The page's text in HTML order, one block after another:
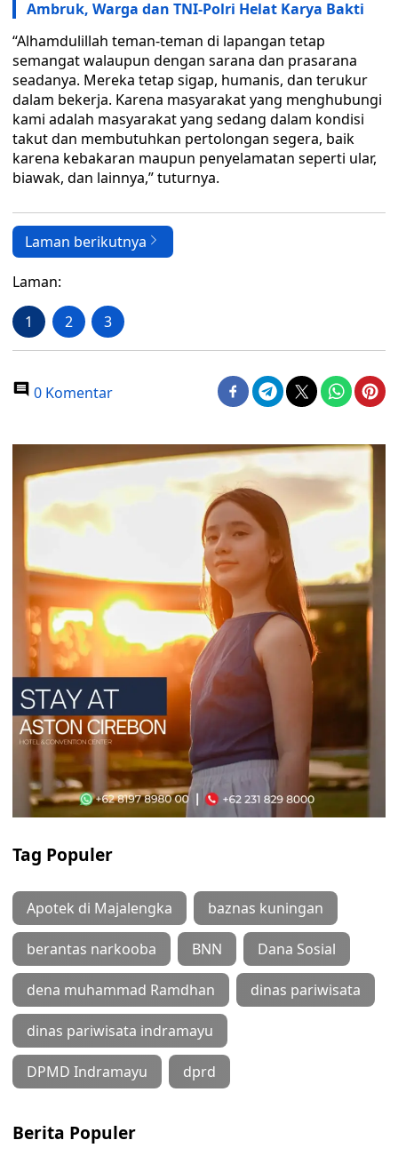
Ambruk, Warga dan TNI-Polri Helat Karya Bakti
“Alhamdulillah teman-teman di lapangan tetap
semangat walaupun dengan sarana dan prasarana
seadanya. Mereka tetap sigap, humanis, dan terukur
dalam bekerja. Karena masyarakat yang menghubungi
kami adalah masyarakat yang sedang dalam kondisi
takut dan membutuhkan pertolongan segera, baik
karena kebakaran maupun penyelamatan seperti ular,
biawak, dan lainnya,” tuturnya.
Laman berikutnya
Laman:
1 2 3
0 Komentar
Tag Populer
Apotek di Majalengka baznas kuningan
berantas narkooba BNN Dana Sosial
dena muhammad Ramdhan dinas pariwisata
dinas pariwisata indramayu
DPMD Indramayu dprd
Berita Populer